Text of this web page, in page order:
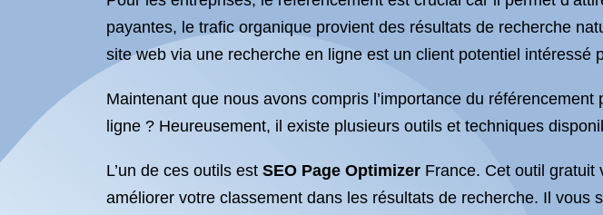
payantes, le trafic organique provient des résultats de recherche
site web via une recherche en ligne est un client potentiel intéressé
Maintenant que nous avons compris l’importance du
ligne ? Heureusement, il existe plusieurs outils et techniques
L’un de ces outils est SEO Page Optimizer France. Cet outil gratuit
améliorer votre classement dans les résultats de recherche. Il vous